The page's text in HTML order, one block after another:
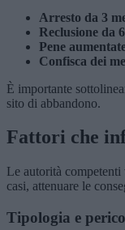
Arresto da 3
Reclusione da
Pene
Confisca dei
È importante
sito di abbandono.
Fattori che
Le autorità
casi, attenuare le
Tipologia e